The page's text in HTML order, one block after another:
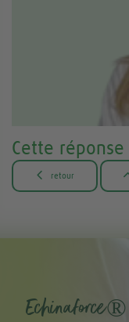
Cette
 retour
Echinaforce®